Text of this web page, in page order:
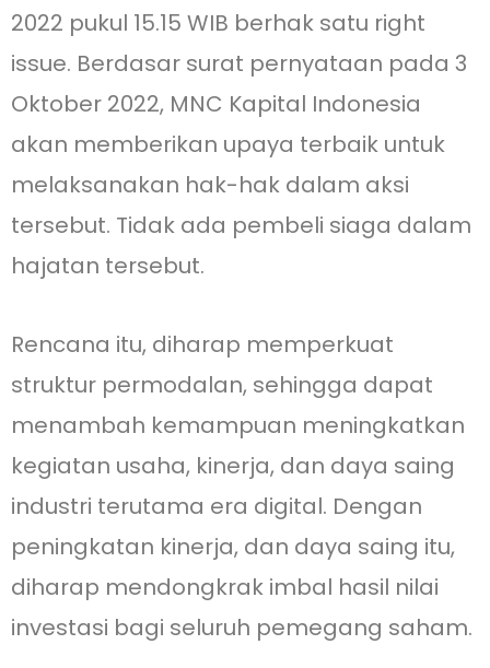
2022 pukul 15.15 WIB berhak satu right
issue. Berdasar surat pernyataan pada 3
Oktober 2022, MNC Kapital Indonesia
akan memberikan upaya terbaik untuk
melaksanakan hak-hak dalam aksi
tersebut. Tidak ada pembeli siaga dalam
hajatan tersebut.
Rencana itu, diharap memperkuat
struktur permodalan, sehingga dapat
menambah kemampuan meningkatkan
kegiatan usaha, kinerja, dan daya saing
industri terutama era digital. Dengan
peningkatan kinerja, dan daya saing itu,
diharap mendongkrak imbal hasil nilai
investasi bagi seluruh pemegang saham.